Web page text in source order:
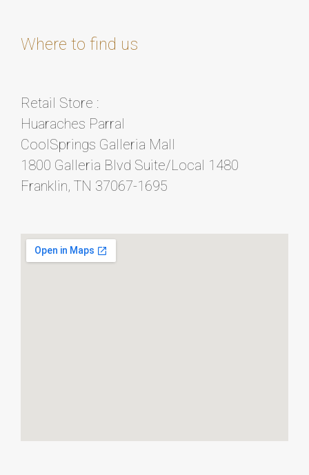
Where to find us
Retail Store :
Huaraches Parral
CoolSprings Galleria Mall
1800 Galleria Blvd Suite/Local 1480
Franklin, TN 37067-1695